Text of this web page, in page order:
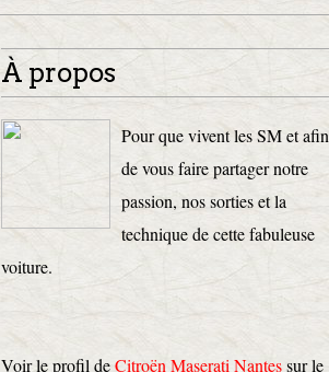
À propos
Pour que vivent les SM et afin
de vous faire partager notre
passion, nos sorties et la
technique de cette fabuleuse
voiture.
Voir le profil deCitroën Maserati Nantessur le